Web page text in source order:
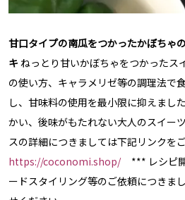
甘口タイプの南瓜をつかったかぼちゃ
キ ねっとり甘いかぼちゃをつかったス
の使い方、キャラメリゼ等の調理法で
し、甘味料の使用を最小限に抑えまし
かい、後味がもたれない大人のスイ
スの詳細につきましては下記リンクを
https://coconomi.shop/*** レシピ開
ードスタイリング等のご依頼につきま